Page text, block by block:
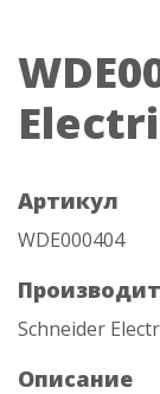
Артикул
WDE000404
Schneider
Описание